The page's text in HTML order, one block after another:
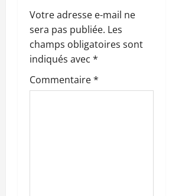
i
o
n
Votre adresse e-mail ne
sera pas publiée. Les
champs obligatoires sont
indiqués avec *
Commentaire*